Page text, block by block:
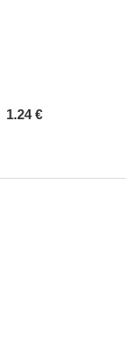
1.24 €